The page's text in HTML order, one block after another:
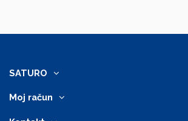
SATURO
Moj račun